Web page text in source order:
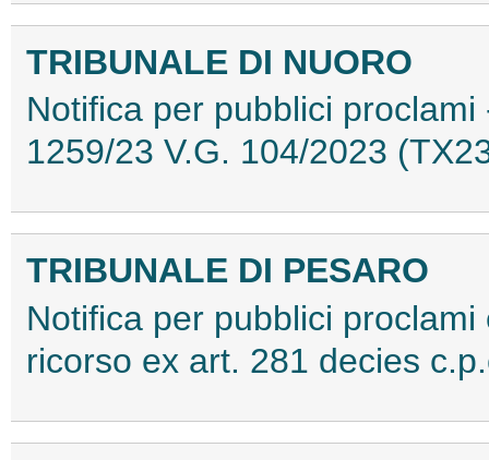
TRIBUNALE DI NUORO
Notifica per pubblici
1259/23 V.G. 104/2023
TRIBUNALE DI PESARO
Notifica per pubblici
ricorso ex art. 281 decies